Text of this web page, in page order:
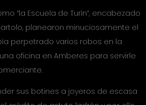
“la Escuela de Turín”, encabezado
planearon minuciosamente el
perpetrado varios robos en la
oficina en Amberes para servirle
sus botines a joyeros de escasa